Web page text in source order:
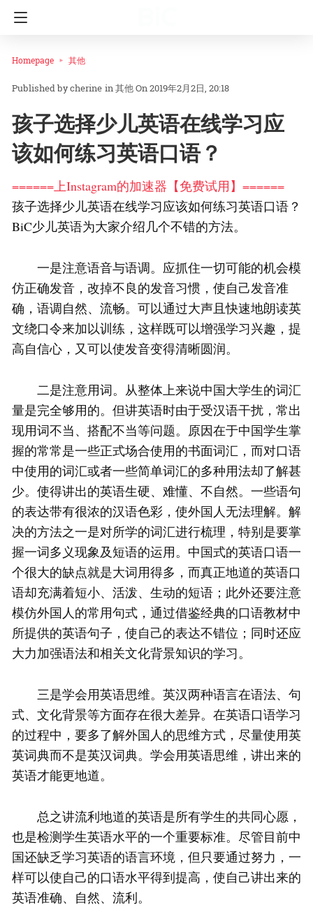
Homepage 其他
cherine in其他On 2019年2月2日, 20:18
孩子选择少儿英语在线学习应
该如何练习英语口语？
======上Instagram的加速器【免费试用】======
孩子选择少儿英语在线学习应该如何练习英语口语？
BiC少儿英语为大家介绍几个不错的方法。
一是注意语音与语调。应抓住一切可能的机会模
仿正确发音，改掉不良的发音习惯，使自己发音准
确，语调自然、流畅。可以通过大声且快速地朗读英
文绕口令来加以训练，这样既可以增强学习兴趣，提
高自信心，又可以使发音变得清晰圆润。
二是注意用词。从整体上来说中国大学生的词汇
量是完全够用的。但讲英语时由于受汉语干扰，常出
现用词不当、搭配不当等问题。原因在于中国学生掌
握的常常是一些正式场合使用的书面词汇，而对口语
中使用的词汇或者一些简单词汇的多种用法却了解甚
少。使得讲出的英语生硬、难懂、不自然。一些语句
的表达带有很浓的汉语色彩，使外国人无法理解。解
决的方法之一是对所学的词汇进行梳理，特别是要掌
握一词多义现象及短语的运用。中国式的英语口语一
个很大的缺点就是大词用得多，而真正地道的英语口
语却充满着短小、活泼、生动的短语；此外还要注意
模仿外国人的常用句式，通过借鉴经典的口语教材中
所提供的英语句子，使自己的表达不错位；同时还应
大力加强语法和相关文化背景知识的学习。
三是学会用英语思维。英汉两种语言在语法、句
式、文化背景等方面存在很大差异。在英语口语学习
的过程中，要多了解外国人的思维方式，尽量使用英
英词典而不是英汉词典。学会用英语思维，讲出来的
英语才能更地道。
总之讲流利地道的英语是所有学生的共同心愿，
也是检测学生英语水平的一个重要标准。尽管目前中
国还缺乏学习英语的语言环境，但只要通过努力，一
样可以使自己的口语水平得到提高，使自己讲出来的
英语准确、自然、流利。